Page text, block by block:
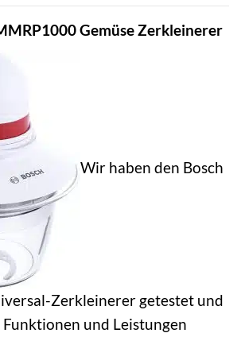
Gemüse Zerkleinerer
Wir haben den Bosch
Zerkleinerer getestet und
und Leistungen